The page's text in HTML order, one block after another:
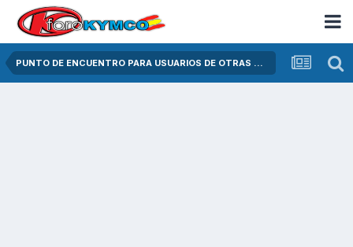
PUNTO DE ENCUENTRO PARA USUARIOS DE OTRAS MARCAS